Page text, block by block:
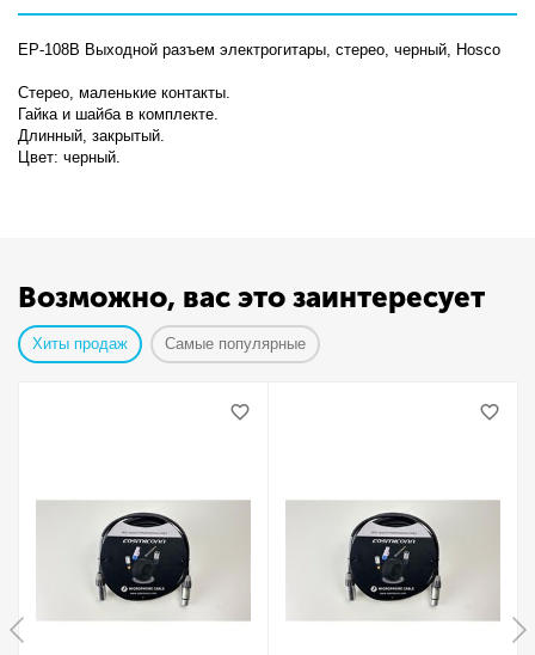
EP-108B Выходной разъем электрогитары, стерео, черный, Hosco
Стерео, маленькие контакты.
Гайка и шайба в комплекте.
Длинный, закрытый.
Цвет: черный.
Возможно, вас это заинтересует
Хиты продаж Самые популярные